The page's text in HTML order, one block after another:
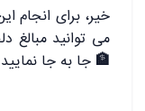
خیر، برای انجام
می توانید مبالغ
🏦 جا به جا